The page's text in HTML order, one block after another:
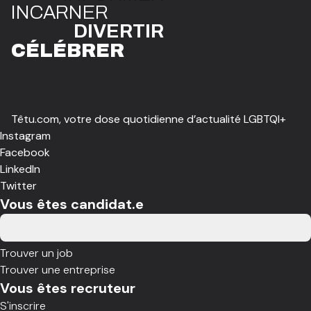
INCARNER
DIVERTIR
CÉLÉBRER
Têtu.com, votre dose quotidienne d’actualité LGBTQI+
Instagram
Facebook
LinkedIn
Twitter
Vous êtes candidat.e
Trouver un job
Trouver une entreprise
Vous êtes recruteur
S'inscrire